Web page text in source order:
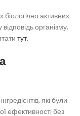
біологічно активних
організму.
тут.
які були
ефективності без